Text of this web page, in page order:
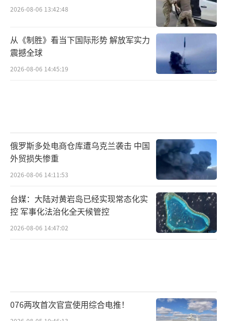
2026-08-06 13:42:48
从《制胜》看当下国际形势 解放军实力
震撼全球
2026-08-06 14:45:19
俄罗斯多处电商仓库遭乌克兰袭击 中国
外贸损失惨重
2026-08-06 14:11:53
台媒：大陆对黄岩岛已经实现常态化实
控 军事化法治化全天候管控
2026-08-06 14:47:02
076两攻首次官宣使用综合电推！